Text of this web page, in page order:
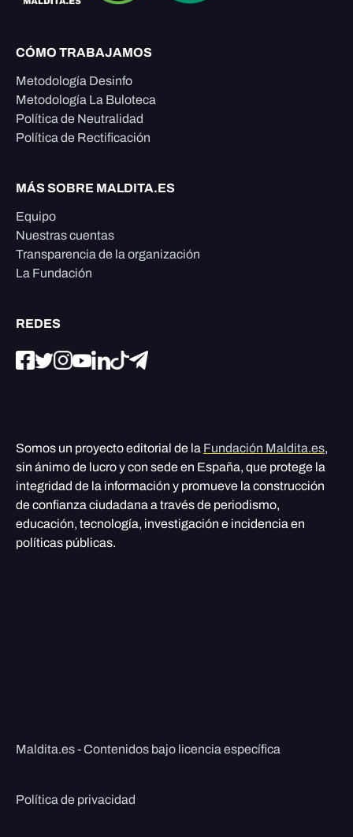
CÓMO TRABAJAMOS
Metodología Desinfo
Metodología La Buloteca
Política de Neutralidad
Política de Rectificación
MÁS SOBRE MALDITA.ES
Equipo
Nuestras cuentas
Transparencia de la organización
La Fundación
REDES
Somos un proyecto editorial de la Fundación Maldita.es,
sin ánimo de lucro y con sede en España, que protege la
integridad de la información y promueve la construcción
de confianza ciudadana a través de periodismo,
educación, tecnología, investigación e incidencia en
políticas públicas.
Maldita.es - Contenidos bajo licencia específica
Política de privacidad